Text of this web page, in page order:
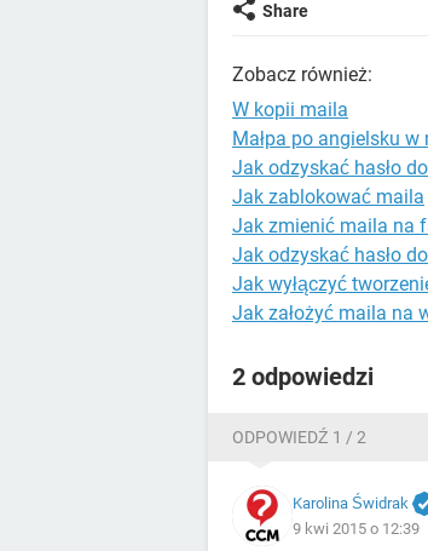
Share
Zobacz również:
W kopii maila
Małpa po angielsku w
Jak odzyskać hasło
Jak zablokować maila
Jak zmienić maila na
Jak odzyskać hasło
Jak wyłączyć
Jak założyć maila na
2 odpowiedzi
ODPOWIEDŹ 1 / 2
Karolina Świdrak
9 kwi 2015 o 12:39